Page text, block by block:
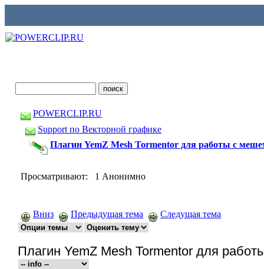
POWERCLIP.RU
Support по Векторной графике
Плагин YemZ Mesh Tormentor для работы с
Просматривают: 1 Анонимно
Вниз Предыдущая тема Следущая тема
Плагин YemZ Mesh Tormentor для